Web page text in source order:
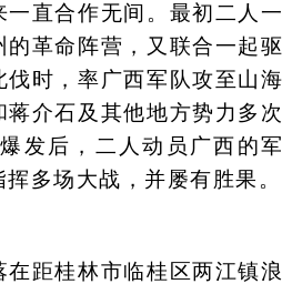
直合作无间。最初二人一
的革命阵营，又联合一起驱
伐时，率广西军队攻至山海
介石及其他地方势力多次
发后，二人动员广西的军
多场大战，并屡有胜果。
距桂林市临桂区两江镇浪